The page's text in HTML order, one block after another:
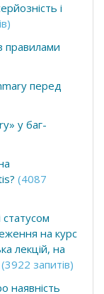
і
правилами
перед
у баг-
(4087
статусом
на курс
лекцій, на
(3922 запитів)
наявність